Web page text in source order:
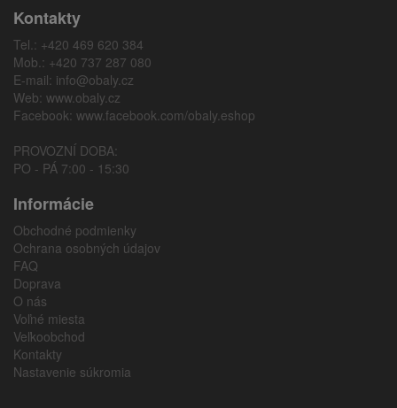
Kontakty
Tel.: +420 469 620 384
Mob.: +420 737 287 080
E-mail: info@obaly.cz
Web: www.obaly.cz
Facebook: www.facebook.com/obaly.eshop
PROVOZNÍ DOBA:
PO - PÁ 7:00 - 15:30
Informácie
Obchodné podmienky
Ochrana osobných údajov
FAQ
Doprava
O nás
Voľné miesta
Veľkoobchod
Kontakty
Nastavenie súkromia